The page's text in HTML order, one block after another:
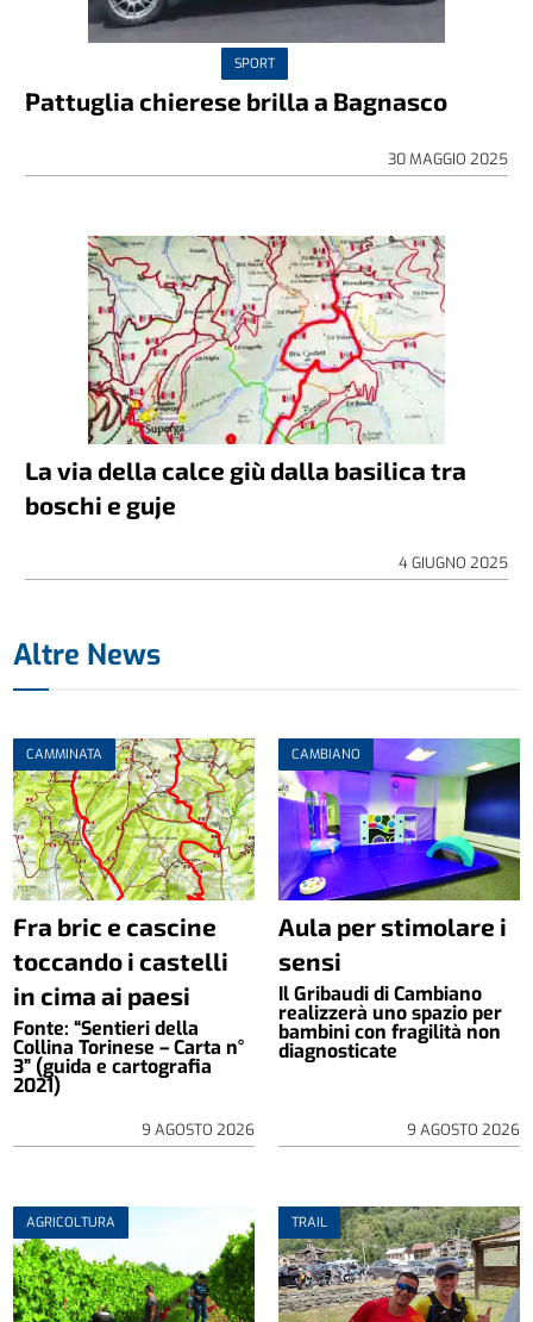
SPORT
Pattuglia chierese brilla a Bagnasco
30 MAGGIO 2025
La via della calce giù dalla basilica tra
boschi e guje
4 GIUGNO 2025
Altre News
CAMMINATA
Fra bric e cascine
toccando i castelli
in cima ai paesi
Fonte: “Sentieri della
Collina Torinese – Carta n°
3” (guida e cartografia
2021)
9 AGOSTO 2026
CAMBIANO
Aula per stimolare i
sensi
Il Gribaudi di Cambiano
realizzerà uno spazio per
bambini con fragilità non
diagnosticate
9 AGOSTO 2026
AGRICOLTURA TRAIL